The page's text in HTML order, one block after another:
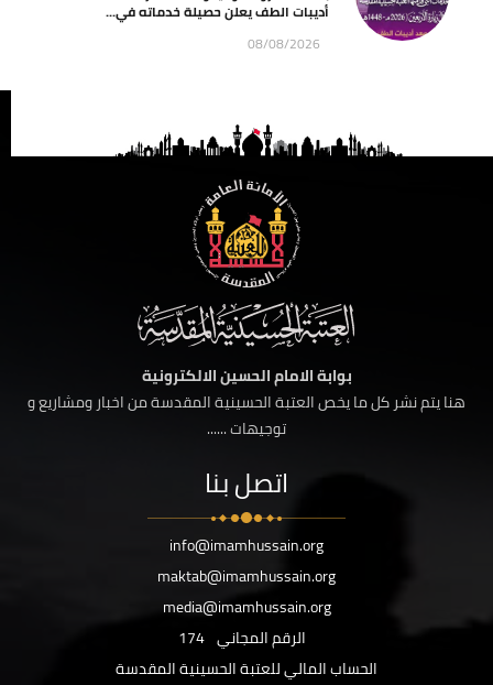
أديبات الطف يعلن حصيلة خدماته في...
08/08/2026
بوابة الامام الحسين الالكترونية
هنا يتم نشر كل ما يخص العتبة الحسينية المقدسة من اخبار ومشاريع و
توجيهات ......
اتصل بنا
info@imamhussain.org
maktab@imamhussain.org
media@imamhussain.org
الرقم المجاني 174
الحساب المالي للعتبة الحسينية المقدسة